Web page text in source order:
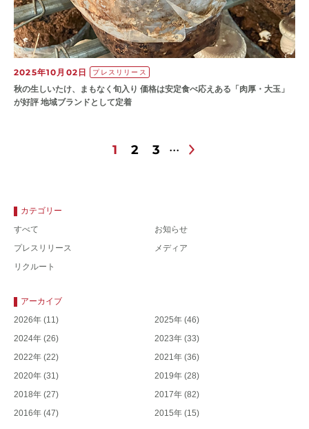
2025年10月02日 プレスリリース
秋の生しいたけ、まもなく旬入り 価格は安定食べ応えある「肉厚・大玉」
が好評 地域ブランドとして定着
1 2 3
カテゴリー
すべて
お知らせ
プレスリリース
メディア
リクルート
アーカイブ
2026年 (11) 2025年 (46)
2024年 (26) 2023年 (33)
2022年 (22) 2021年 (36)
2020年 (31) 2019年 (28)
2018年 (27) 2017年 (82)
2016年 (47) 2015年 (15)